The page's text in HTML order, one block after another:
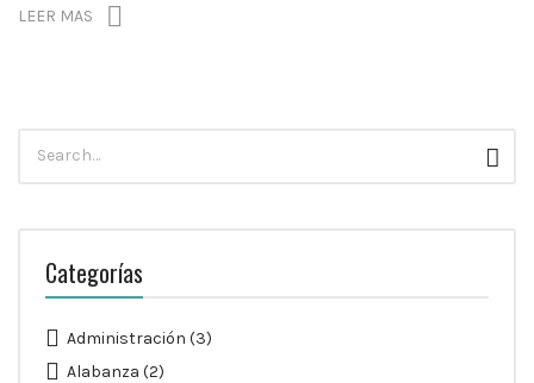
LEER MAS
para:
Categorías
Administración (3)
Alabanza (2)